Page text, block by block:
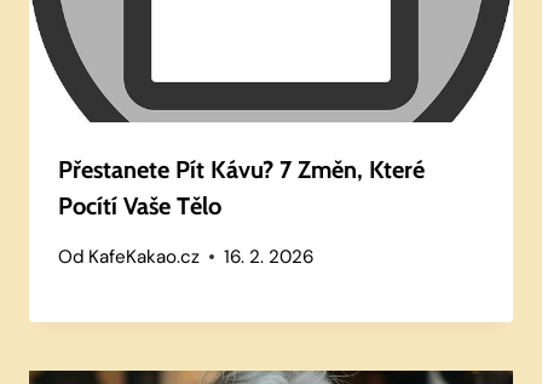
Přestanete Pít Kávu? 7 Změn, Které
Pocítí Vaše Tělo
Od KafeKakao.cz 16. 2. 2026